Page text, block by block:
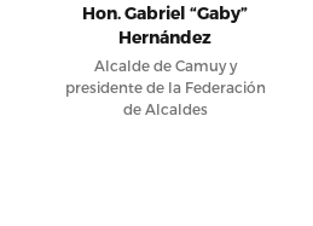
Hon. Gabriel “Gaby”
Hernández
Alcalde de Camuy y
presidente de la Federación
de Alcaldes